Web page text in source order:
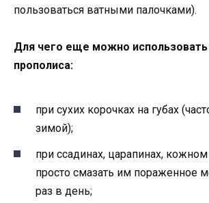
пользоваться ватными палочками).
Для чего еще можно
прополиса:
при сухих корочках на губах
зимой);
при ссадинах, царапинах,
просто смазать им пораженное
раз в день;